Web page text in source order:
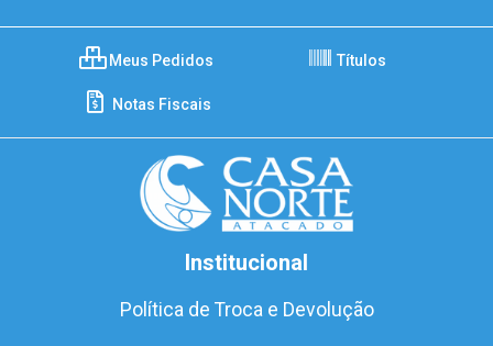
Meus Pedidos Títulos
Notas Fiscais
Institucional
Política de Troca e Devolução